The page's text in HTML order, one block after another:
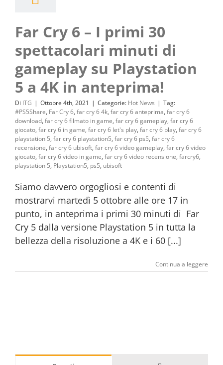
Far Cry 6 – I primi 30
spettacolari minuti di
gameplay su Playstation
5 a 4K in anteprima!
Di ITG | Ottobre 4th, 2021 | Categorie: Hot News | Tag:
#PS5Share, Far Cry 6, far cry 6 4k, far cry 6 anteprima, far cry 6
download, far cry 6 filmato in game, far cry 6 gameplay, far cry 6
giocato, far cry 6 in game, far cry 6 let's play, far cry 6 play, far cry 6
playstation 5, far cry 6 playstation5, far cry 6 ps5, far cry 6
recensione, far cry 6 ubisoft, far cry 6 video gameplay, far cry 6 video
giocato, far cry 6 video in game, far cry 6 video recensione, farcry6,
playstation 5, Playstation5, ps5, ubisoft
Siamo davvero orgogliosi e contenti di
mostrarvi martedì 5 ottobre alle ore 17 in
punto, in anteprima i primi 30 minuti di Far
Cry 5 dalla versione Playstation 5 in tutta la
bellezza della risoluzione a 4K e i 60 [...]
Continua a leggere